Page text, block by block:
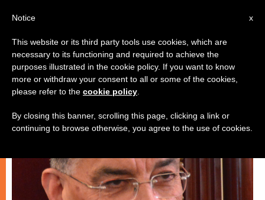
فنّ وثقافة
x
Notice
This website or its third party tools use cookies, which are
necessary to its functioning and required to achieve the
purposes illustrated in the cookie policy. If you want to know
more or withdraw your consent to all or some of the cookies,
please refer to the cookie policy
By closing this banner, scrolling this page, clicking a link or
continuing to browse otherwise, you agree to the use of cookies.